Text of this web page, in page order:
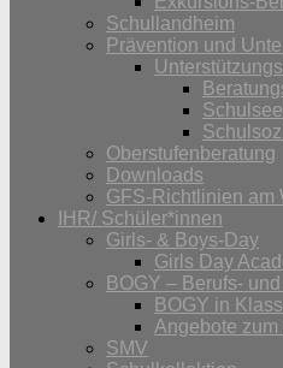
Schullandheim
Prävention und
Oberstufenberatung
Downloads
GFS-Richtlinien am
IHR/ Schüler*innen
Girls- & Boys-Day
Girls Day
BOGY – Berufs-
BOGY in
Angebote zum
SMV